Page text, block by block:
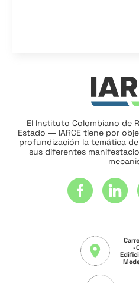
El Instituto Colombiano de
Estado ― IARCE tiene por
profundización la temática
sus diferentes
-